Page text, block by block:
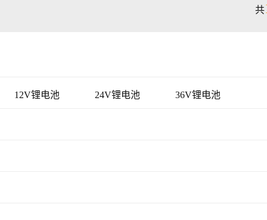
共
12V锂电池 24V锂电池 36V锂电池